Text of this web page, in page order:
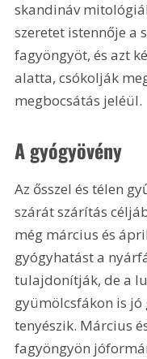
skandináv
szeretet istennője a
fagyöngyöt, és azt
alatta, csókolják
megbocsátás jeléül.
A gyógyövény
Az ősszel és télen
szárát szárítás
még március és
gyógyhatást a
tulajdonítják, de a
gyümölcsfákon is
tenyészik. Március
fagyöngyön